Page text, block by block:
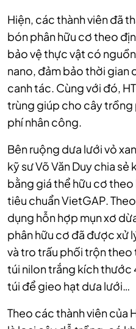
Hiện, các thành viên đã
bón phân hữu cơ theo
bảo vệ thực vật có
nano, đảm bảo thời gian
canh tác. Cùng với đó,
trùng giúp cho cây
phí nhân công.
Bên ruộng dưa lưới vỏ
kỹ sư Võ Văn Duy chia
bằng giá thể hữu cơ
tiêu chuẩn VietGAP.
dụng hỗn hợp mụn xơ
phân hữu cơ đã được xử
và tro trấu phối trộn
túi nilon trắng kích
túi để gieo hạt dưa lưới…
Theo các thành viên của